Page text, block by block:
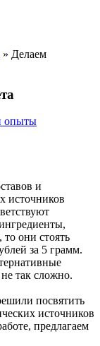
» Делаем
опыты
и
источников
они стоять
за 5 грамм.
так сложно.
посвятить
источников
предлагаем